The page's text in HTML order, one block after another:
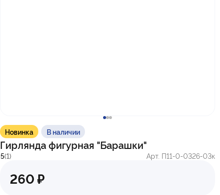
Новинка В наличии
Гирлянда фигурная "Барашки"
5(1) Арт. П11-0-0326-03к
260 ₽